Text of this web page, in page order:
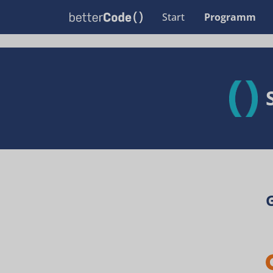
Start Programm